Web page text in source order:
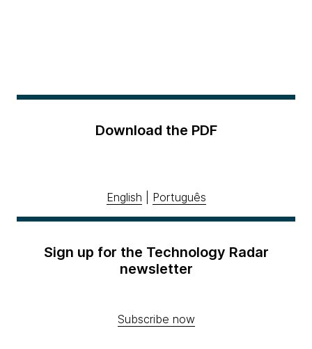
Download the PDF
English Português
Sign up for the Technology Radar
newsletter
Subscribe now